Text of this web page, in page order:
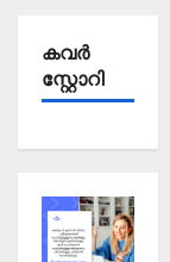
കവര്‍
സ്റ്റോറി